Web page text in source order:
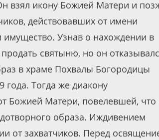
взял икону Божией Матери и
действовавших от имени
Узнав о нахождении в
святыню, но он
в храме Похвалы Богородицы
года. Тогда же диакону
Божией Матери, повелевшей, что
образа. Иждивением
от захватчиков. Перед